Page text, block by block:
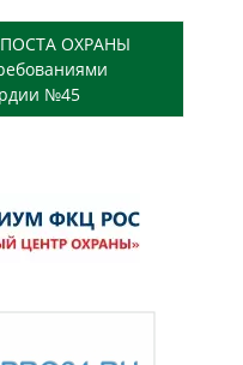
ОХРАНЫ
№45